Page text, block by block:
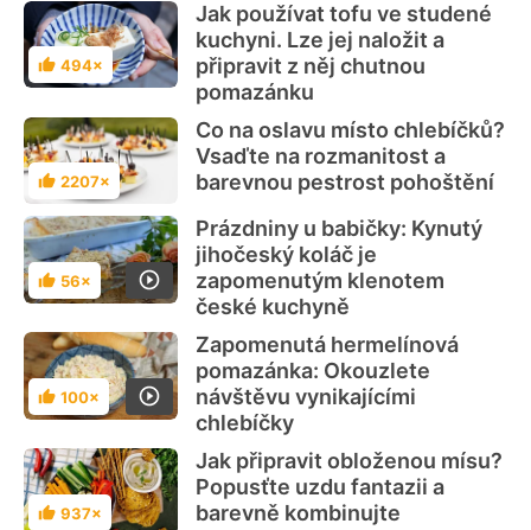
Hodnocení
494×
Jak používat tofu ve studené
kuchyni. Lze jej naložit a
připravit z něj chutnou
pomazánku
Hodnocení
2207×
Co na oslavu místo chlebíčků?
Vsaďte na rozmanitost a
barevnou pestrost pohoštění
Hodnocení
56×
Prázdniny u babičky: Kynutý
jihočeský koláč je
zapomenutým klenotem
české kuchyně
Hodnocení
100×
Zapomenutá hermelínová
pomazánka: Okouzlete
návštěvu vynikajícími
chlebíčky
Hodnocení
937×
Jak připravit obloženou mísu?
Popusťte uzdu fantazii a
barevně kombinujte